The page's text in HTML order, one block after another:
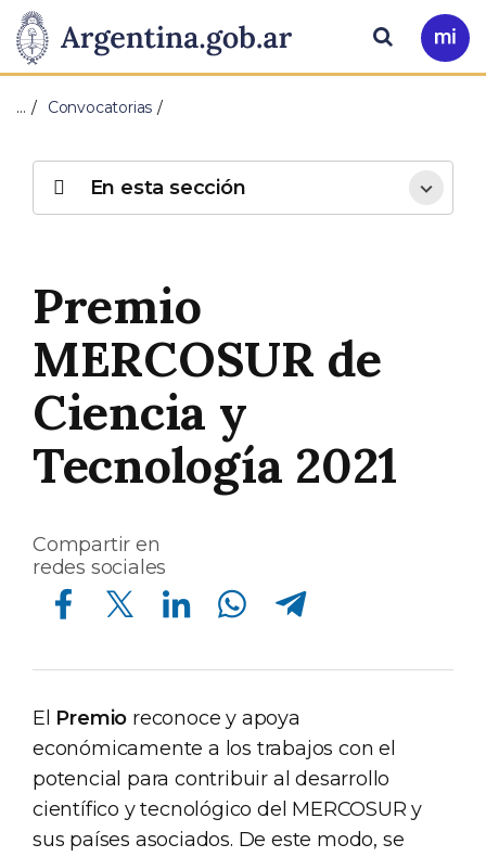
Presidencia
de
Nación
Pasar al contenido principal
Ir
a
Buscar
… Convocatorias
Premio
MERCOSUR de
Ciencia y
Tecnología 2021
Compartir en
redes sociales
Compartir en Facebook Compartir en Twitter Compartir en Linkedin Compartir en Whatsapp Compartir en Telegram
El Premio reconoce y apoya
económicamente a los trabajos con el
potencial para contribuir al desarrollo
científico y tecnológico del MERCOSUR y
sus países asociados. De este modo, se
En esta sección